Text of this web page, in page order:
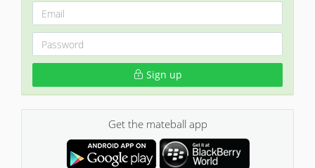
Sign up
Get the mateball app